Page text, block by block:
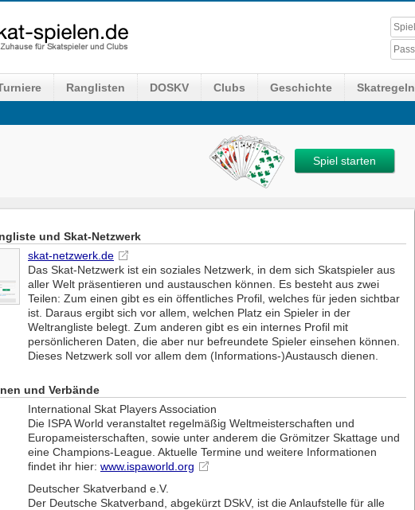
Ranglisten DOSKV Clubs Geschichte Skatregeln
Spiel starten
und Skat-Netzwerk
skat-netzwerk.de
Das Skat-Netzwerk ist ein soziales Netzwerk, in dem sich Skatspieler aus
aller Welt präsentieren und austauschen können. Es besteht aus zwei
Teilen: Zum einen gibt es ein öffentliches Profil, welches für jeden sichtbar
ist. Daraus ergibt sich vor allem, welchen Platz ein Spieler in der
Weltrangliste belegt. Zum anderen gibt es ein internes Profil mit
persönlicheren Daten, die aber nur befreundete Spieler einsehen können.
Dieses Netzwerk soll vor allem dem (Informations-)Austausch dienen.
und Verbände
International Skat Players Association
Die ISPA World veranstaltet regelmäßig Weltmeisterschaften und
Europameisterschaften, sowie unter anderem die Grömitzer Skattage und
eine Champions-League. Aktuelle Termine und weitere Informationen
findet ihr hier: www.ispaworld.org
Deutscher Skatverband e.V.
Der Deutsche Skatverband, abgekürzt DSkV, ist die Anlaufstelle für alle